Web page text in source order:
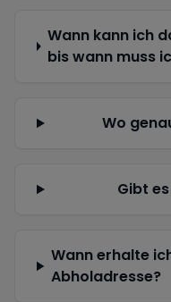
Wann kann ich
bis wann muss
Wo
Gibt
Wann erhalte
Abholadresse?